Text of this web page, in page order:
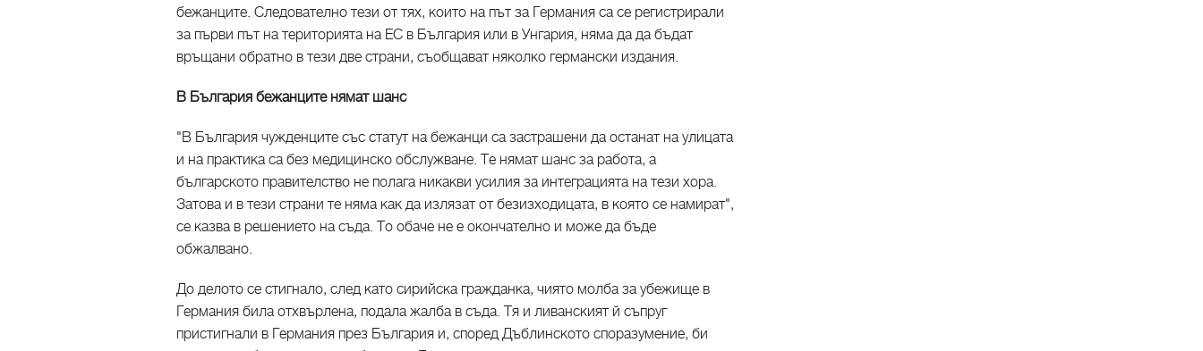
бежанците. Следователно тези от тях, които на път за Германия са се регистрирали
за първи път на територията на ЕС в България или в Унгария, няма да да бъдат
връщани обратно в тези две страни, съобщават няколко германски издания.
В България бежанците нямат шанс
"В България чужденците със статут на бежанци са застрашени да останат на улицата
и на практика са без медицинско обслужване. Те нямат шанс за работа, а
българското правителство не полага никакви усилия за интеграцията на тези хора.
Затова и в тези страни те няма как да излязат от безизходицата, в която се намират",
се казва в решението на съда. То обаче не е окончателно и може да бъде
обжалвано.
До делото се стигнало, след като сирийска гражданка, чиято молба за убежище в
Германия била отхвърлена, подала жалба в съда. Тя и ливанският й съпруг
пристигнали в Германия през България и, според Дъблинското споразумение, би